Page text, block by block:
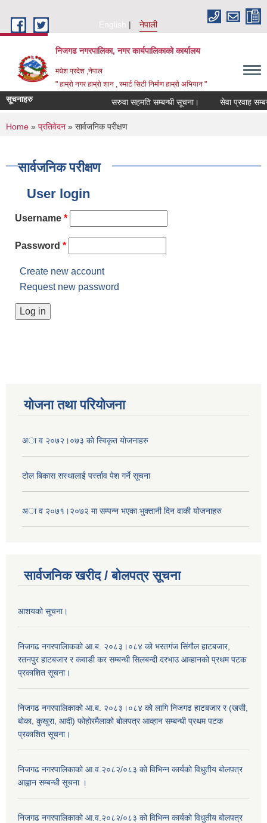
English
नेपाली
निजगढ नगरपालिका, नगर कार्यपालिकाको कार्यालय
मधेश प्रदेश ,नेपाल
" हाम्रो नगर हाम्रो शान , स्मार्ट सिटी निर्माण हाम्रो अभियान "
सूचनाहरु सरुवा सहमति सम्बन्धी सूचना। सेवा प्रवाह
You are here
Home » प्रतिवेदन » सार्वजनिक परीक्षण
सार्वजनिक परीक्षण
User login
Username *
Password *
Create new account
Request new password
योजना तथा परियोजना
अा व २०७२।०७३ काे स्विकृत याेजनाहरु
टोल बिकास स‌स्थालाई प‌र्स्ताव पेश गर्ने सूचना
अा‍ व २०७१।२०७२ मा सम्पन्न भएका भुक्तानी दिन वा‌की याेजनाहरु
सार्वजनिक खरीद / बोलपत्र सूचना
आशयको सूचना।
निजगढ नगरपालिाकको आ.ब. २०८३।०८४ को भरतगंज सिंगौल हाटबजार,
रतनपुर हाटबजार र कवाडी कर सम्बन्धी सिलबन्दी दरभाउ आव्हानको प्रथम पटक
प्रकाशित सूचना।
निजगढ नगरपालिकाको आ.ब. २०८३।०८४ को लागि निजगढ हाटबजार र (खसी,
बोका, कुखुरा, आदी) फोहोरमैलाको बोलपत्र आव्हान सम्बन्धी प्रथम पटक
प्रकाशित सूचना।
निजगढ नगरपालिकाको आ.व.२०८२/०८३ को विभिन्न कार्यको विधुतीय बोलपत्र
आह्वान सम्बन्धी सूचना ।
निजगढ नगरपालिकाको आ.व.२०८२/०८३ को विभिन्न कार्यको विधुतीय बोलपत्र